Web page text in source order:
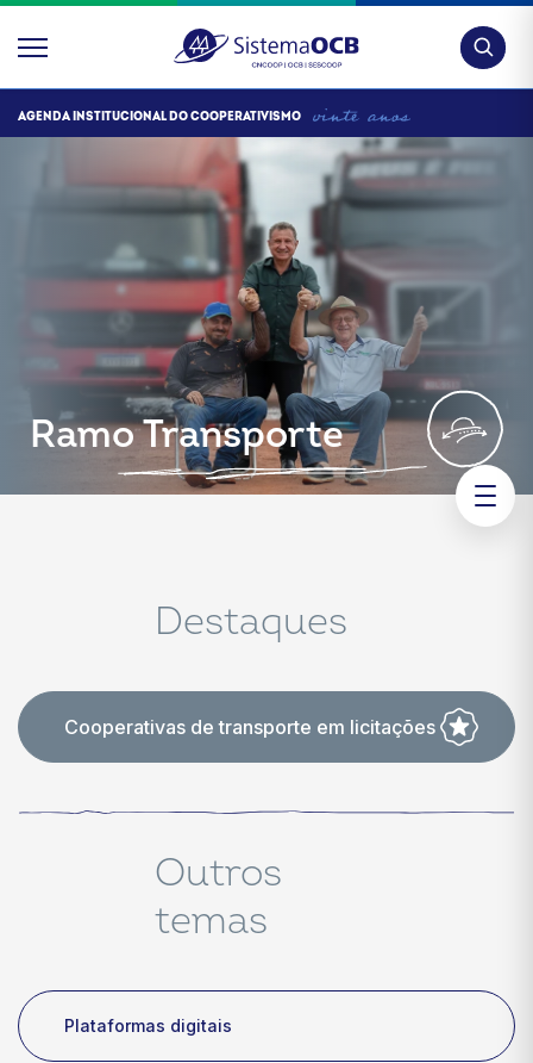
AGENDA INSTITUCIONAL DO COOPERATIVISMO
Ramo Transporte
Destaques
Cooperativas de transporte em licitações
Outros
temas
Plataformas digitais